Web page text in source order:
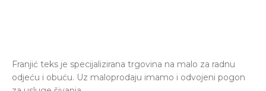
Franjić teks je specijalizirana trgovina na malo za radnu
odjeću i obuću. Uz maloprodaju imamo i odvojeni pogon